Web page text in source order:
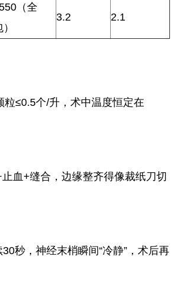
（全
3.2 2.1
≤0.5个/升，术中温度恒定在
血+缝合，边缘整齐得像裁纸刀切
秒，神经末梢瞬间“冷静”，术后再